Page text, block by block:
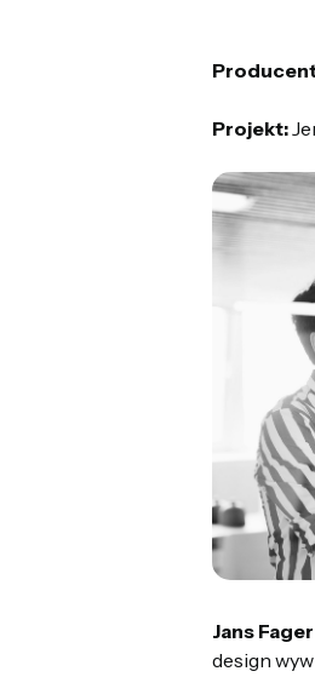
Projekt:
Jans Fager
design